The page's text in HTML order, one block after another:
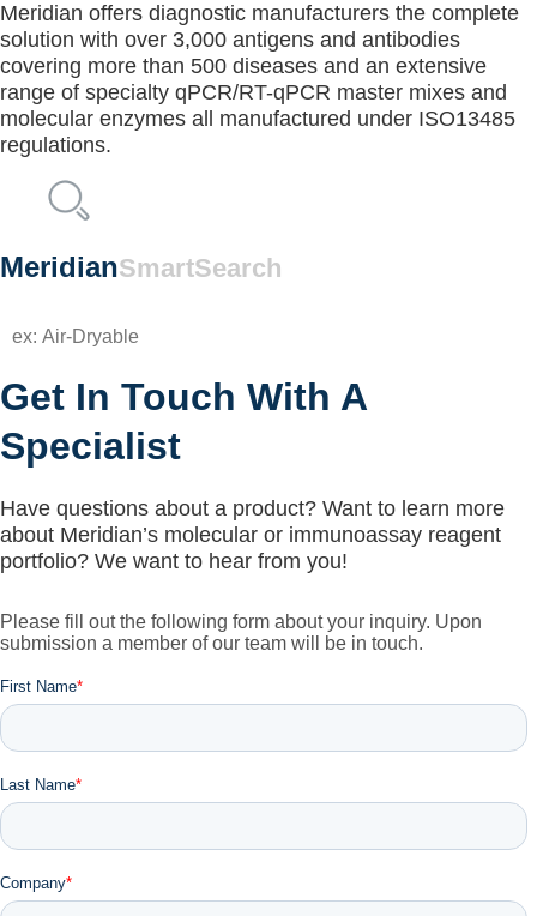
Meridian offers diagnostic manufacturers the complete
solution with over 3,000 antigens and antibodies
covering more than 500 diseases and an extensive
range of specialty qPCR/RT-qPCR master mixes and
molecular enzymes all manufactured under ISO13485
regulations.
MeridianSmartSearch
Get In Touch With A
Specialist
Have questions about a product? Want to learn more
about Meridian’s molecular or immunoassay reagent
portfolio? We want to hear from you!